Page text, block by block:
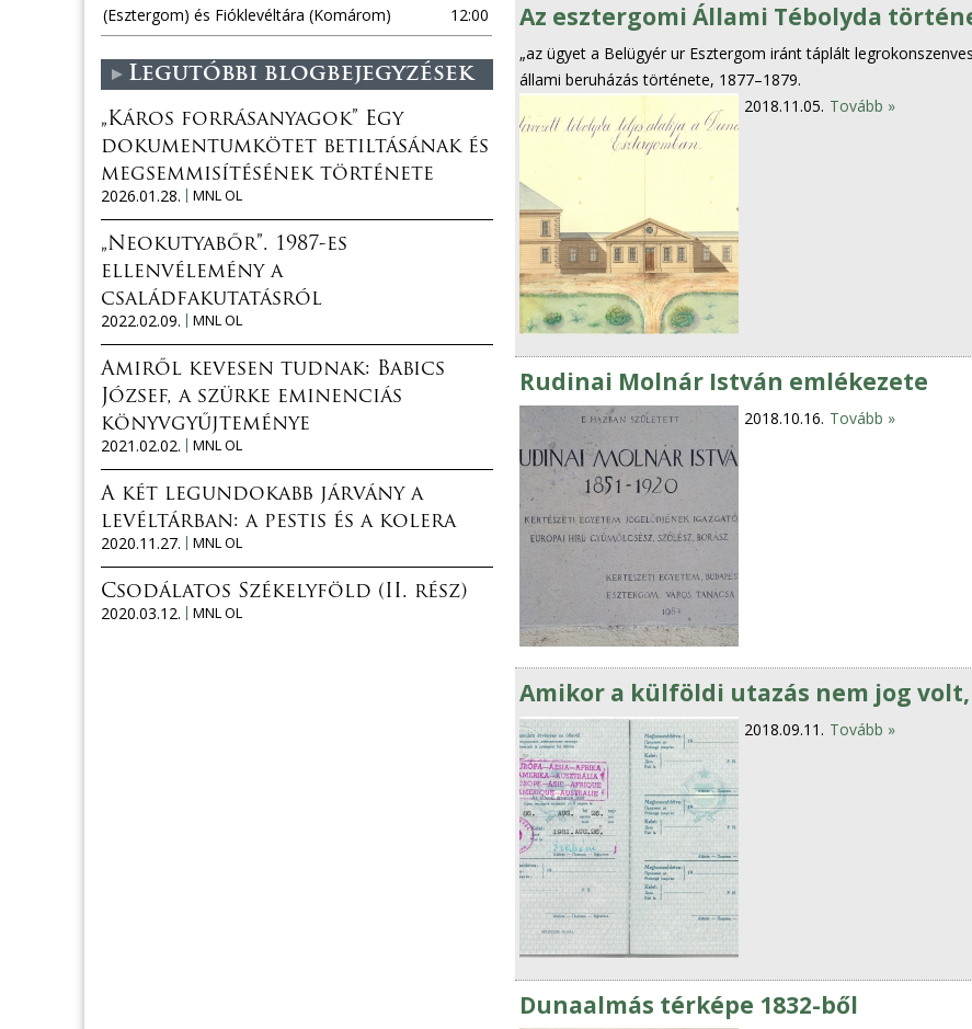
Az esztergomi Állami Tébolyda
„az ügyet a Belügyér ur Esztergom iránt táplált
állami beruházás története, 1877–1879.
2018.11.05. Tovább »
Rudinai Molnár István emlékezete
2018.10.16. Tovább »
Amikor a külföldi utazás nem jog
2018.09.11. Tovább »
Dunaalmás térképe 1832-ből
(Esztergom) és Fióklevéltára (Komárom)
12:00
Legutóbbi blogbejegyzések
„Káros forrásanyagok” Egy
dokumentumkötet betiltásának és
megsemmisítésének története
2026.01.28.
MNL OL
„Neokutyabőr”. 1987-es
ellenvélemény a
családfakutatásról
2022.02.09.
MNL OL
Amiről kevesen tudnak: Babics
József, a szürke eminenciás
könyvgyűjteménye
2021.02.02.
MNL OL
A két legundokabb járvány a
levéltárban: a pestis és a kolera
2020.11.27.
MNL OL
Csodálatos Székelyföld (II. rész)
2020.03.12.
MNL OL